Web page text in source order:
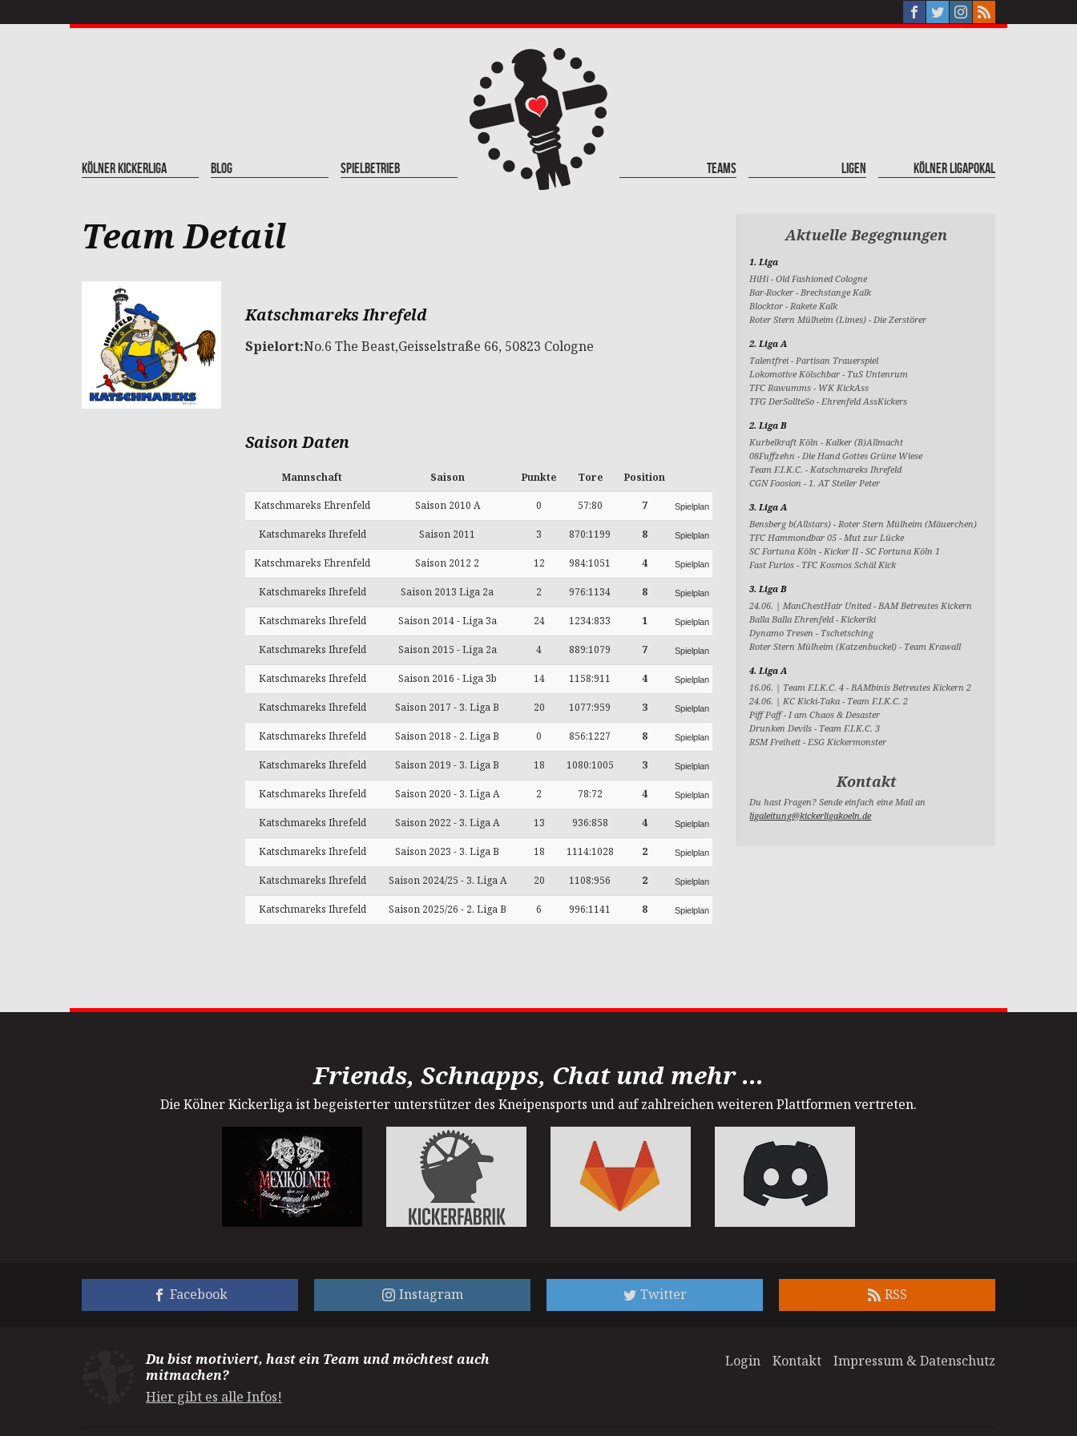
Kölner Kickerliga Blog Spielbetrieb Teams Ligen Kölner Ligapokal
Team Detail
Katschmareks Ihrefeld
Spielort:No.6 The Beast,Geisselstraße 66, 50823 Cologne
Saison Daten
Mannschaft Saison Punkte Tore Position
Katschmareks Ehrenfeld Saison 2010 A 0 57:80 7 Spielplan
Katschmareks Ihrefeld Saison 2011 3 870:1199 8 Spielplan
Katschmareks Ehrenfeld Saison 2012 2 12 984:1051 4 Spielplan
Katschmareks Ihrefeld Saison 2013 Liga 2a 2 976:1134 8 Spielplan
Katschmareks Ihrefeld Saison 2014 - Liga 3a 24 1234:833 1 Spielplan
Katschmareks Ihrefeld Saison 2015 - Liga 2a 4 889:1079 7 Spielplan
Katschmareks Ihrefeld Saison 2016 - Liga 3b 14 1158:911 4 Spielplan
Katschmareks Ihrefeld Saison 2017 - 3. Liga B 20 1077:959 3 Spielplan
Katschmareks Ihrefeld Saison 2018 - 2. Liga B 0 856:1227 8 Spielplan
Katschmareks Ihrefeld Saison 2019 - 3. Liga B 18 1080:1005 3 Spielplan
Katschmareks Ihrefeld Saison 2020 - 3. Liga A 2 78:72 4 Spielplan
Katschmareks Ihrefeld Saison 2022 - 3. Liga A 13 936:858 4 Spielplan
Katschmareks Ihrefeld Saison 2023 - 3. Liga B 18 1114:1028 2 Spielplan
Katschmareks Ihrefeld Saison 2024/25 - 3. Liga A 20 1108:956 2 Spielplan
Katschmareks Ihrefeld Saison 2025/26 - 2. Liga B 6 996:1141 8 Spielplan
Aktuelle Begegnungen
1. Liga
HiHi-Old Fashioned Cologne
Bar-Rocker-Brechstange Kalk
Blocktor-Rakete Kalk
Roter Stern Mülheim (Limes)-Die Zerstörer
2. Liga A
Talentfrei-Partisan Trauerspiel
Lokomotive Kölschbar- TuS Untenrum
TFC Rawumms- WK KickAss
TFG DerSollteSo-Ehrenfeld AssKickers
2. Liga B
Kurbelkraft Köln-Kalker (B)Allmacht
08Fuffzehn-Die Hand Gottes Grüne Wiese
Team F.I.K.C.-Katschmareks Ihrefeld
CGN Foosion-1. AT Steiler Peter
3. Liga A
Bensberg b(Allstars)-Roter Stern Mülheim (Mäuerchen)
TFC Hammondbar 05-Mut zur Lücke
SC Fortuna Köln - Kicker II-SC Fortuna Köln 1
Fast Furios- TFC Kosmos Schäl Kick
3. Liga B
24.06. | ManChestHair United-BAM Betreutes Kickern
Balla Balla Ehrenfeld-Kickeriki
Dynamo Tresen- Tschetsching
Roter Stern Mülheim (Katzenbuckel)- Team Krawall
4. Liga A
16.06. | Team F.I.K.C. 4-BAMbinis Betreutes Kickern 2
24.06. | KC Kicki-Taka- Team F.I.K.C. 2
Piff Paff-I am Chaos & Desaster
Drunken Devils- Team F.I.K.C. 3
RSM Freiheit-ESG Kickermonster
Kontakt
Du hast Fragen? Sende einfach eine Mail an
ligaleitung@kickerligakoeln.de
Friends, Schnapps, Chat und mehr ...
Die Kölner Kickerliga ist begeisterter unterstützer des Kneipensports und auf zahlreichen weiteren Plattformen vertreten.
Facebook Instagram Twitter RSS
Du bist motiviert, hast ein Team und möchtest auch
mitmachen?
Hier gibt es alle Infos!
Login Kontakt Impressum & Datenschutz